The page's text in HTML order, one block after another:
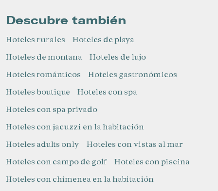
Descubre también
Hoteles rurales
Hoteles de playa
Hoteles de montaña
Hoteles de lujo
Hoteles románticos
Hoteles gastronómicos
Hoteles boutique
Hoteles con spa
Hoteles con spa privado
Hoteles con jacuzzi en la habitación
Hoteles adults only
Hoteles con vistas al mar
Hoteles con campo de golf
Hoteles con piscina
Hoteles con chimenea en la habitación